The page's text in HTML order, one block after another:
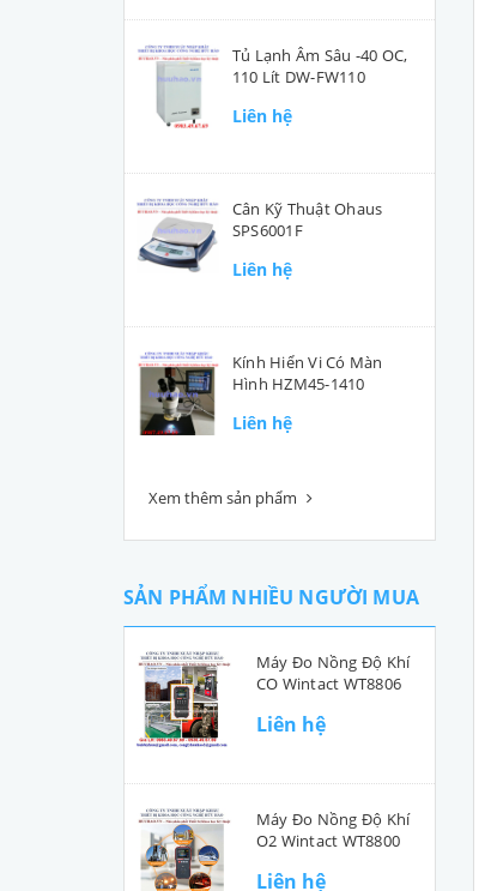
Tủ Lạnh Âm Sâu -40 OC,
110 Lít DW-FW110
Liên hệ
Cân Kỹ Thuật Ohaus
SPS6001F
Liên hệ
Kính Hiển Vi Có Màn
Hình HZM45-1410
Liên hệ
Xem thêm sản phẩm
SẢN PHẨM NHIỀU NGƯỜI MUA
Máy Đo Nồng Độ Khí
CO Wintact WT8806
Liên hệ
Máy Đo Nồng Độ Khí
O2 Wintact WT8800
Liên hệ